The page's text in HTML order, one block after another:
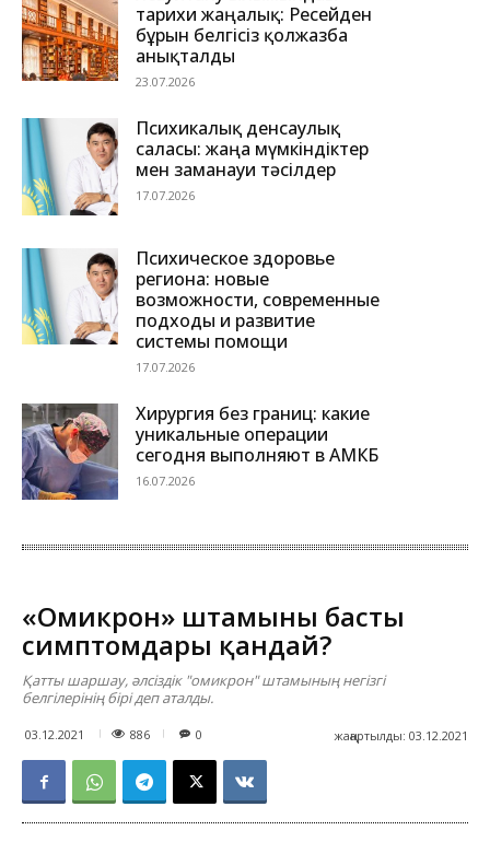
тарихи жаңалық: Ресейден
бұрын белгісіз қолжазба
анықталды
23.07.2026
Психикалық денсаулық
саласы: жаңа мүмкіндіктер
мен заманауи тәсілдер
17.07.2026
Психическое здоровье
региона: новые
возможности, современные
подходы и развитие
системы помощи
17.07.2026
Хирургия без границ: какие
уникальные операции
сегодня выполняют в АМКБ
16.07.2026